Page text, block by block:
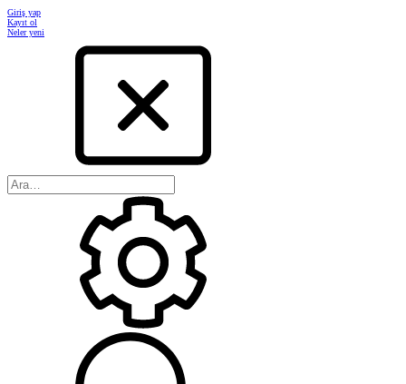
Giriş yap
Kayıt ol
Neler yeni